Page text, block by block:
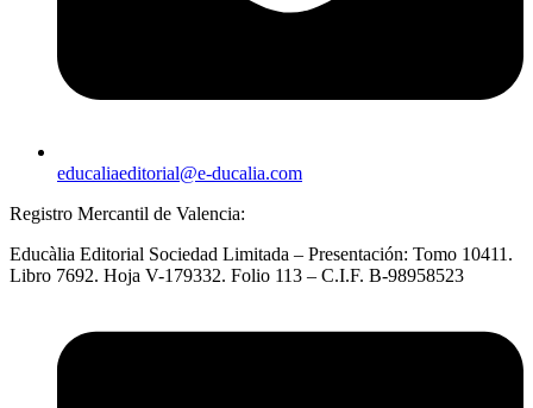
educaliaeditorial@e-ducalia.com
Registro Mercantil de Valencia:
Educàlia Editorial Sociedad Limitada – Presentación: Tomo 10411.
Libro 7692. Hoja V-179332. Folio 113 – C.I.F. B-98958523